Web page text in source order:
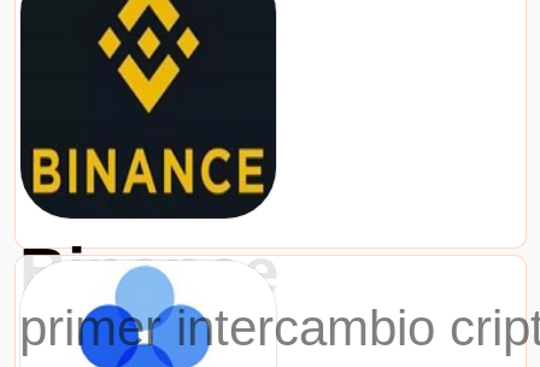
Binance
primer intercambio